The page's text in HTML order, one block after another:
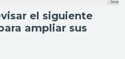
el siguiente
ampliar sus